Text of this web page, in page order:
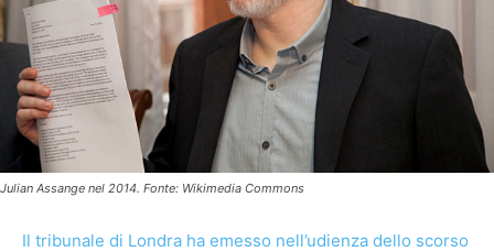
Julian Assange nel 2014. Fonte: Wikimedia Commons
Il tribunale di Londra ha emesso nell’udienza dello scorso